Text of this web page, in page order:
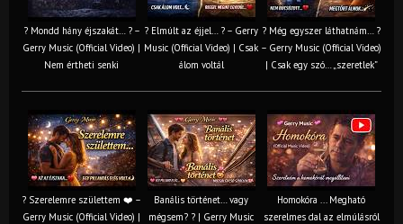
? Mondd hány éjszakát… ? –
Gerry Music (Official Video) |
Nem értheti senki
? Elmúlt az éjjel… ? – Gerry
Music (Official Video) | Csak
álom voltál
? Még egyszer láthatnám… ?
– Gerry Music (Official Video)
| Csak egy szó… „szeretlek”
? Szerelemre születtem ❤️ –
Gerry Music (Official Video) |
Banális történet… vagy
mégsem? ? | Gerry Music
Homokóra ... Megható
szerelmes dal az elmúlásról